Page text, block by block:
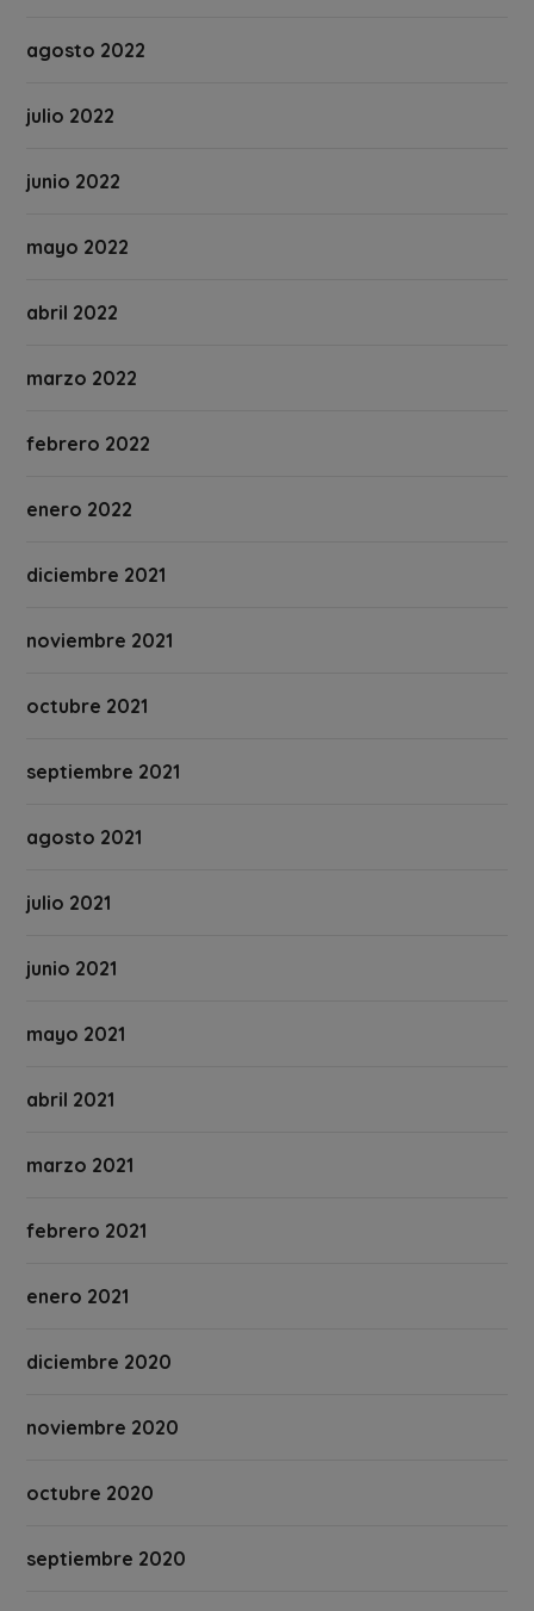
agosto 2022
julio 2022
junio 2022
mayo 2022
abril 2022
marzo 2022
febrero 2022
enero 2022
diciembre 2021
noviembre 2021
octubre 2021
septiembre 2021
agosto 2021
julio 2021
junio 2021
mayo 2021
abril 2021
marzo 2021
febrero 2021
enero 2021
diciembre 2020
noviembre 2020
octubre 2020
septiembre 2020